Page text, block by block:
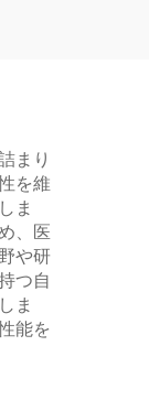
まり
を維
ま
、医
や研
つ自
ま
能を